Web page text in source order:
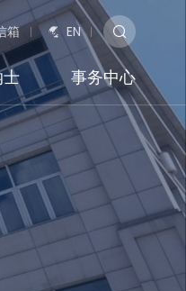
箱 EN
事务中心